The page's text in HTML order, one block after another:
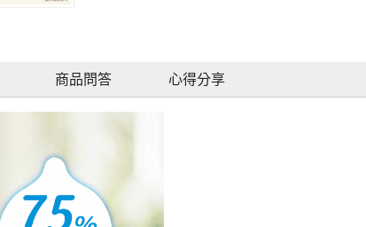
商品問答 心得分享